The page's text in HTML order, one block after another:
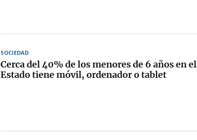
SOCIEDAD
Cerca del 40% de los menores de 6 años en el
Estado tiene móvil, ordenador o tablet